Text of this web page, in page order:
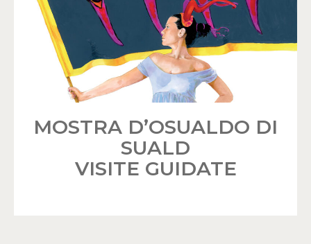
MOSTRA D’OSUALDO DI
SUALD
VISITE GUIDATE